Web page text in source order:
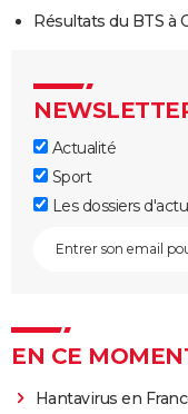
Résultats du BTS à
Actualité
Sport
Les dossiers d'actu
EN CE
Hantavirus en